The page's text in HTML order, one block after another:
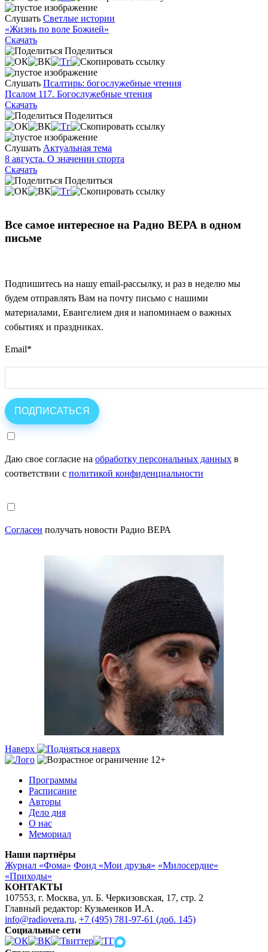
Слушать Светлые истории
«Жизнь по воле Божией»
Скачать
Поделиться
Слушать Псалтирь: богослужебные чтения
Псалом 117. Богослужебные чтения
Скачать
Поделиться
Слушать Актуальная тема
8 августа. О значении спорта
Скачать
Поделиться
Все самое интересное на Радио ВЕРА в одном
письме
Подпишитесь на нашу email-рассылку, и раз в неделю мы
будем отправлять Вам на почту письмо с нашими
материалами, Евангелием дня и напоминаем о важных
событиях и праздниках.
Email*
Даю свое согласие на обработку персональных данных в
соответствии с политикой конфиденциальности
Согласен получать новости Радио ВЕРА
Наверх
Программы
Расписание
Авторы
Дело дня
О нас
Мемориал
Наши партнёры
Журнал «Фома» Фонд «Мои друзья» «Милосердие»
«Приходы»
КОНТАКТЫ
107553, г. Москва, ул. Б. Черкизовская, 17, стр. 2
Главный редактор: Кузьменков И.А.
info@radiovera.ru, +7 (495) 781-97-61 (доб. 145)
Социальные сети